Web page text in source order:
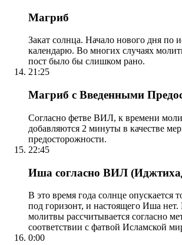
Магриб
Закат солнца. Начало нового дня по
календарю. Во многих случаях
пост было бы слишком рано.
21:25
Магриб с Введенными
Согласно фетве ВИЛ, к времени
добавляются 2 минуты в качестве
предосторожности.
22:45
Иша согласно ВИЛ
В это время года солнце опускается
под горизонт, и настоящего Иша
молитвы рассчитывается согласно
соответствии с фатвой Исламской
0:00